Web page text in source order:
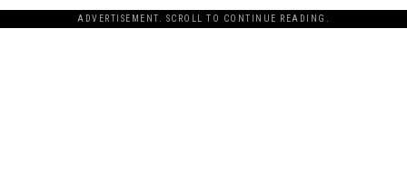
ADVERTISEMENT. SCROLL TO CONTINUE READING.